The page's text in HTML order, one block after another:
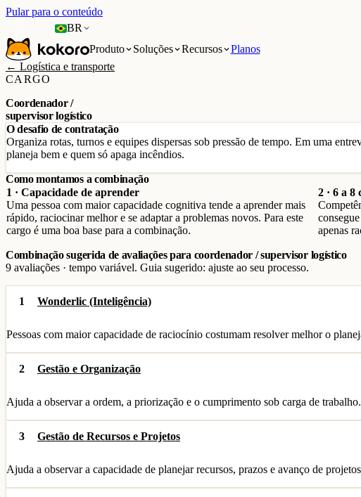
Pular para o conteúdo
BR
Produto
Soluções Recursos Planos
← Logística e transporte
CARGO
Coordenador /
supervisor logístico
O desafio de contratação
Organiza rotas, turnos e equipes dispersas sob pressão de tempo. Em uma
planeja bem e quem só apaga incêndios.
Como montamos a combinação
1 · Capacidade de aprender
Uma pessoa com maior capacidade cognitiva tende a aprender mais
rápido, raciocinar melhor e se adaptar a problemas novos. Para este
cargo é uma boa base para a combinação.
2 · 6 a 8
apenas
Combinação sugerida de avaliações para coordenador / supervisor logístico
9 avaliações · tempo variável. Guia sugerido: ajuste ao seu processo.
1 Wonderlic (Inteligência)
Pessoas com maior capacidade de raciocínio costumam resolver melhor o
2 Gestão e Organização
Ajuda a observar a ordem, a priorização e o cumprimento sob carga de trabalho.
3 Gestão de Recursos e Projetos
Ajuda a observar a capacidade de planejar recursos, prazos e avanço de